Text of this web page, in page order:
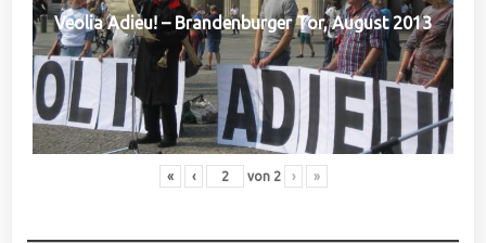
Veolia Adieu! – Brandenburger Tor, August 2013
« ‹ von 2 › »